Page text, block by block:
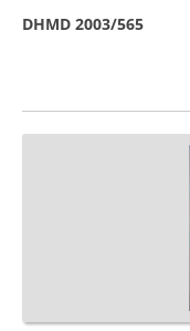
DHMD 2003/565